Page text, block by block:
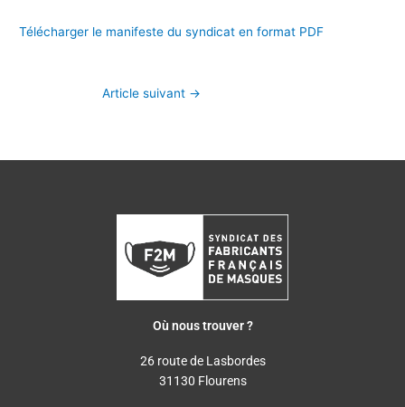
Télécharger le manifeste du syndicat en format PDF
Article suivant →
Où nous trouver ?
26 route de Lasbordes
31130 Flourens